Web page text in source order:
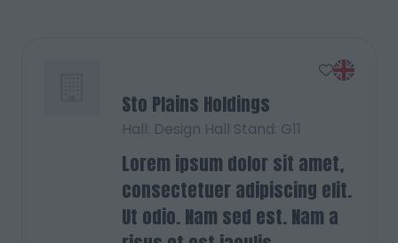
Sto Plains Holdings
Hall: Design Hall Stand: G11
Lorem ipsum dolor sit amet,
consectetuer adipiscing elit.
Ut odio. Nam sed est. Nam a